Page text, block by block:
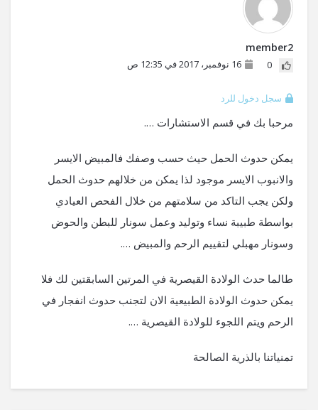
member2
0 16 نوفمبر، 2017 في 12:35 ص
سجل دخول للرد
مرحبا بك في قسم الاستشارات ….
يمكن حدوث الحمل حيث حسب وصفك فالمبيض الايسر
والانبوب الايسر موجود لذا يمكن من خلالهم حدوث الحمل
ولكن يجب التاكد من سلامتهم من خلال الفحص العيادي
بواسطة طبيبة نساء وتوليد وعمل سونار للبطن والحوض
وسونار مهبلي لتقييم الرحم والمبيض ….
طالما حدث الولادة القيصرية في المرتين السابقتين لك فلا
يمكن حدوث الولادة الطبيعية الان لتجنب حدوث انفجار في
الرحم ويتم اللجوء للولادة القيصرية ….
تمنياتنا بالذرية الصالحة